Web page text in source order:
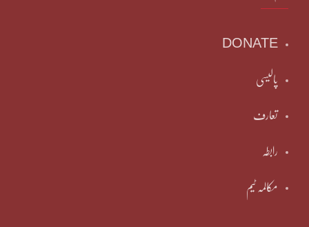
DONATE
پالیسی
تعارف
رابطہ
مکالمہ ٹیم